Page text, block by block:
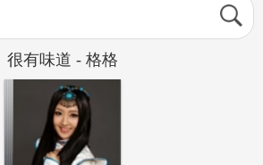
很有味道 - 格格